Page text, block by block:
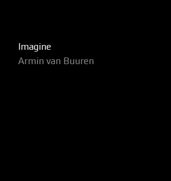
Imagine
Armin van Buuren